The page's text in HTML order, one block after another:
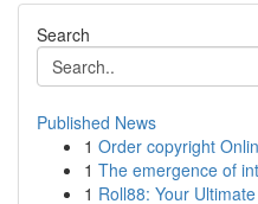
Search
Published News
1 Order copyright
1 The emergence of
1 Roll88: Your